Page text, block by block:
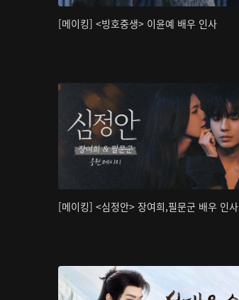
[메이킹] <빙호중생> 이윤예 배우 인사
[메이킹] <심정안> 장여희,필문군 배우 인사